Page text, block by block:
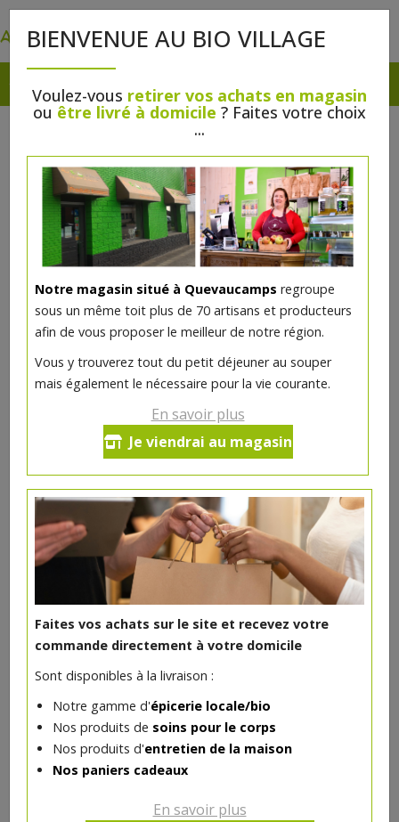
BIENVENUE AU BIO VILLAGE
Voulez-vous retirer vos achats en magasin
ou être livré à domicile ? Faites votre choix
...
Notre magasin situé à Quevaucamps regroupe
sous un même toit plus de 70 artisans et producteurs
afin de vous proposer le meilleur de notre région.
Vous y trouverez tout du petit déjeuner au souper
mais également le nécessaire pour la vie courante.
En savoir plus
Je viendrai au magasin
Faites vos achats sur le site et recevez votre
commande directement à votre domicile
Sont disponibles à la livraison :
Notre gamme d'épicerie locale/bio
Nos produits de soins pour le corps
Nos produits d'entretien de la maison
Nos paniers cadeaux
En savoir plus
Farine froment bio 65% blanche
2 kg Ferme Baré
- 1
4.63
Réception souhaitée le
DANS LA MÊME CATÉGORIE ...